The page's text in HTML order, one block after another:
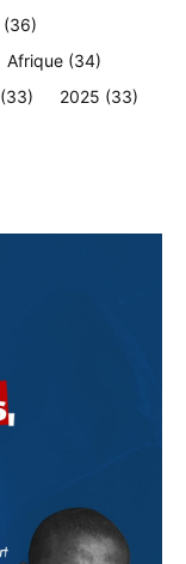
(36)
Afrique (34)
(33) 2025 (33)